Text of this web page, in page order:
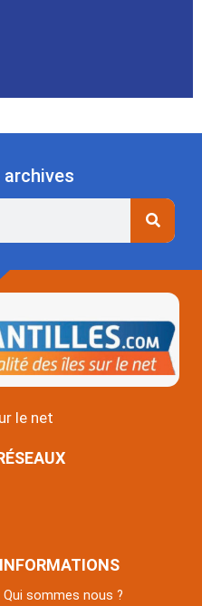
archives
le net
INFORMATIONS
Qui sommes nous ?